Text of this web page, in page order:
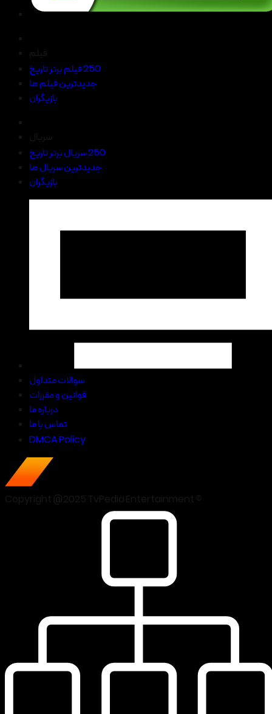
250 فیلم برتر تاریخ
جدیدترین فیلم ها
بازیگران
250 سریال برتر تاریخ
جدیدترین سریال ها
بازیگران
سوالات متداول
قوانین و مقررات
درباره ما
تماس با ما
DMCA Policy